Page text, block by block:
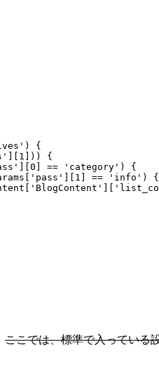
ここでは、標準で入っている